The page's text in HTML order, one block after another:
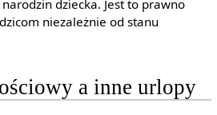
dziecka. Jest to prawno
niezależnie od stanu
a inne urlopy